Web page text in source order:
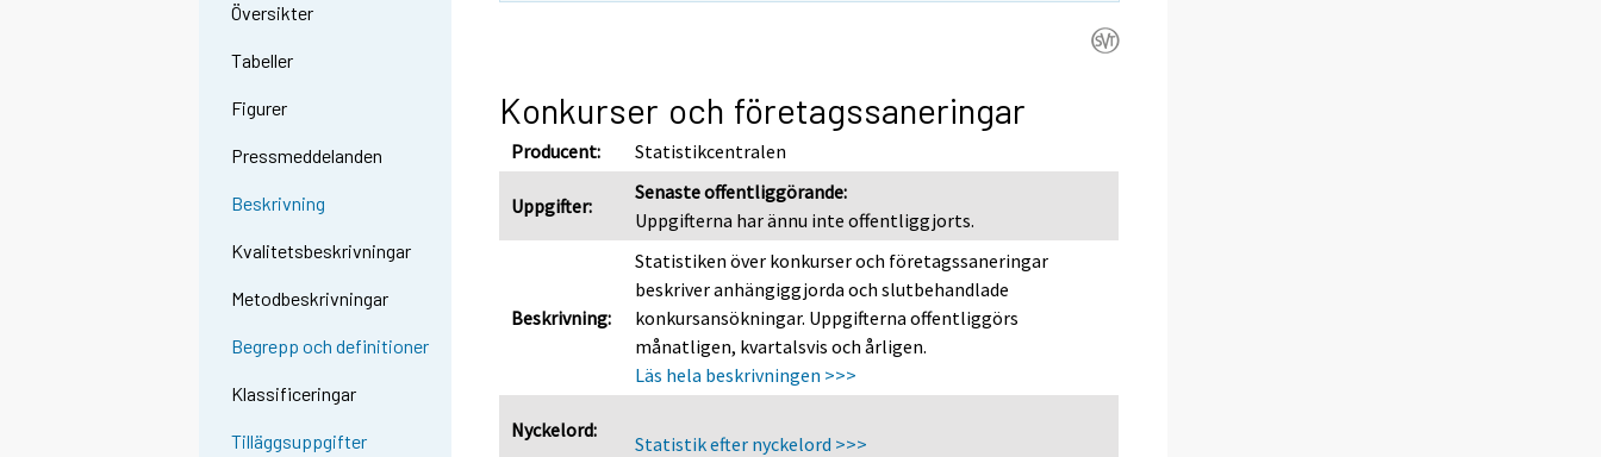
Översikter
Tabeller
Figurer
Pressmeddelanden
Beskrivning
Kvalitetsbeskrivningar
Metodbeskrivningar
Begrepp och definitioner
Klassificeringar
Tilläggsuppgifter
Konkurser och företagssaneringar
Producent: Statistikcentralen
Uppgifter:
Senaste offentliggörande:
Uppgifterna har ännu inte offentliggjorts.
Beskrivning:
Statistiken över konkurser och företagssaneringar
beskriver anhängiggjorda och slutbehandlade
konkursansökningar. Uppgifterna offentliggörs
månatligen, kvartalsvis och årligen.
Läs hela beskrivningen >>>
Nyckelord:
Statistik efter nyckelord >>>